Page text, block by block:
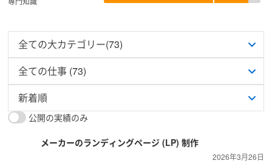
公開の実績のみ
メーカーのランディングページ (LP) 制作
2026年3月26日